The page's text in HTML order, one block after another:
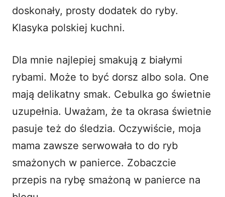
doskonały, prosty dodatek do ryby.
Klasyka polskiej kuchni.
Dla mnie najlepiej smakują z białymi
rybami. Może to być dorsz albo sola. One
mają delikatny smak. Cebulka go świetnie
uzupełnia. Uważam, że ta okrasa świetnie
pasuje też do śledzia. Oczywiście, moja
mama zawsze serwowała to do ryb
smażonych w panierce. Zobaczcie
przepis na rybę smażoną w panierce na